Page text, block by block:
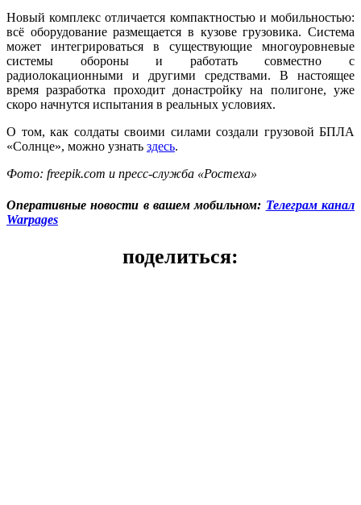
Новый комплекс отличается компактностью и мобильностью:
всё оборудование размещается в кузове грузовика. Система
может интегрироваться в существующие многоуровневые
системы обороны и работать совместно с
радиолокационными и другими средствами. В настоящее
время разработка проходит донастройку на полигоне, уже
скоро начнутся испытания в реальных условиях.
О том, как солдаты своими силами создали грузовой БПЛА
«Солнце», можно узнать здесь.
Фото: freepik.com и пресс-служба «Ростеха»
Оперативные новости в вашем мобильном: Телеграм канал
Warpages
поделиться: